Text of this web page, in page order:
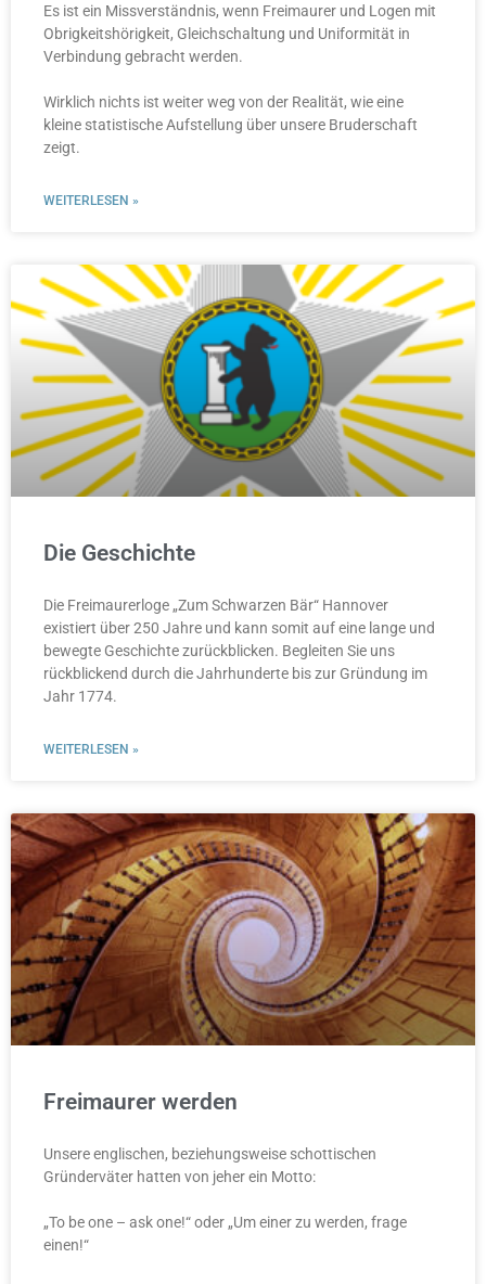
Es ist ein Missverständnis, wenn Freimaurer und Logen mit
Obrigkeitshörigkeit, Gleich­schaltung und Uniformität in
Verbindung gebracht werden.
Wirklich nichts ist weiter weg von der Realität, wie eine
kleine statistische Aufstellung über unsere Bruderschaft
zeigt.
WEITERLESEN »
Die Geschichte
Die Freimaurerloge „Zum Schwarzen Bär“ Hannover
existiert über 250 Jahre und kann somit auf eine lange und
bewegte Geschichte zurückblicken. Begleiten Sie uns
rückblickend durch die Jahrhunderte bis zur Gründung im
Jahr 1774.
WEITERLESEN »
Freimaurer werden
Unsere englischen, beziehungsweise schottischen
Gründerväter hatten von jeher ein Motto:
„To be one – ask one!“ oder „Um einer zu werden, frage
einen!“